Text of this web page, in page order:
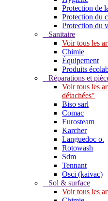
Protection de
Protection du
Protection du
Sanitaire
Voir tous les
Chimie
Équipement
Produits
Réparations et
Voir tous les
détachées"
Biso sarl
Comac
Eurosteam
Karcher
Languedoc o.
Rotowash
Sdm
Tennant
Osci (kaivac)
Sol & surface
Voir tous les